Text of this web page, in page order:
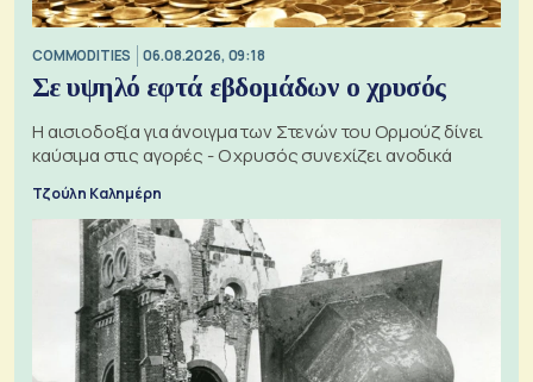
COMMODITIES 06.08.2026, 09:18
Σε υψηλό εφτά εβδομάδων ο χρυσός
Η αισιοδοξία για άνοιγμα των Στενών του Ορμούζ δίνει
καύσιμα στις αγορές - Ο χρυσός συνεχίζει ανοδικά
Τζούλη Καλημέρη